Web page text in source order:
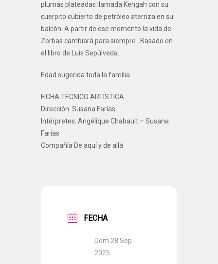
plumas plateadas llamada Kengah con su
cuerpito cubierto de petróleo aterriza en su
balcón. A partir de ese momento la vida de
Zorbas cambiará para siempre. Basado en
el libro de Luis Sepúlveda.
Edad sugerida toda la familia
FICHA TÉCNICO ARTÍSTICA
Dirección: Susana Farías
Intérpretes: Angélique Chabault – Susana
Farías
Compañía De aquí y de allá
FECHA
Dom 28 Sep
2025